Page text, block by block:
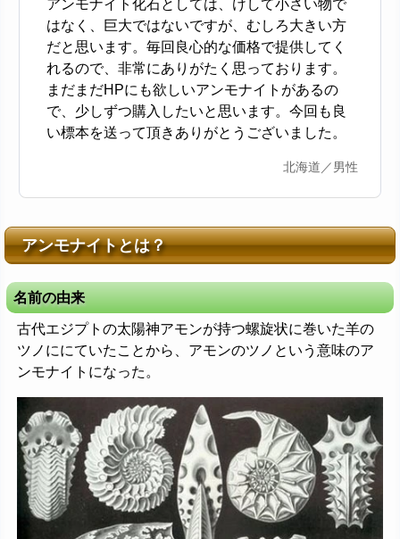
アンモナイト化石としては、けして小さい物で
はなく、巨大ではないですが、むしろ大きい方
だと思います。毎回良心的な価格で提供してく
れるので、非常にありがたく思っております。
まだまだHPにも欲しいアンモナイトがあるの
で、少しずつ購入したいと思います。今回も良
い標本を送って頂きありがとうございました。
北海道／男性
アンモナイトとは？
名前の由来
古代エジプトの太陽神アモンが持つ螺旋状に巻いた羊の
ツノににていたことから、アモンのツノという意味のア
ンモナイトになった。